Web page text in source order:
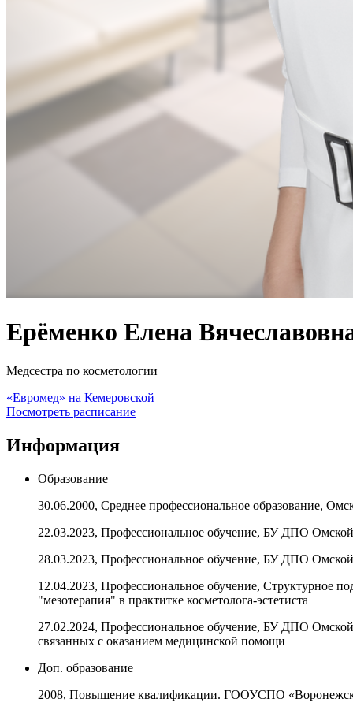
Ерёменко Елена
Медсестра по косметологии
«Евромед» на Кемеровской
Посмотреть расписание
Информация
Образование
30.06.2000, Среднее профессиональное образование,
22.03.2023, Профессиональное обучение, БУ ДПО
28.03.2023, Профессиональное обучение, БУ ДПО
12.04.2023, Профессиональное обучение,
"мезотерапия" в практитке косметолога-эстетиста
27.02.2024, Профессиональное обучение, БУ ДПО
связанных с оказанием медицинской помощи
Доп. образование
2008, Повышение квалификации. ГООУСПО